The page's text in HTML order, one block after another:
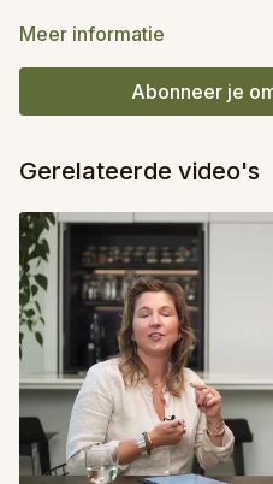
Meer informatie
Abonneer je
Gerelateerde video's